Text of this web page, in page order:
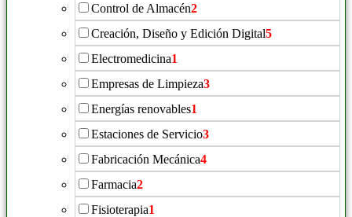
Control de Almacén2
Creación, Diseño y Edición Digital5
Electromedicina1
Empresas de Limpieza3
Energías renovables1
Estaciones de Servicio3
Fabricación Mecánica4
Farmacia2
Fisioterapia1